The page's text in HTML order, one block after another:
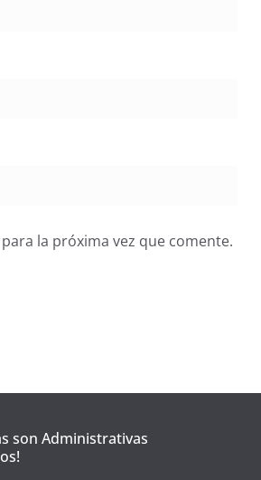
la próxima vez que comente.
son Administrativas